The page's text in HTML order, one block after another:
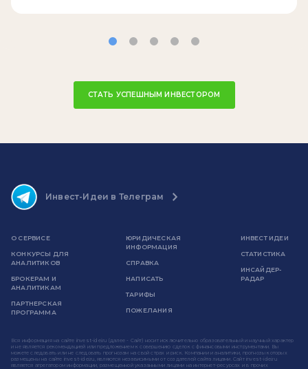
СТАТЬ УСПЕШНЫМ ИНВЕСТОРОМ
Инвест-Идеи в Телеграм
О СЕРВИСЕ
КОНКУРСЫ ДЛЯ
АНАЛИТИКОВ
БРОКЕРАМ И
АНАЛИТИКАМ
ПАРТНЕРСКАЯ
ПРОГРАММА
ЮРИДИЧЕСКАЯ
ИНФОРМАЦИЯ
СПРАВКА
НАПИСАТЬ
ТАРИФЫ
ПОЖЕЛАНИЯ
ИНВЕСТ ИДЕИ
СТАТИСТИКА
ИНСАЙДЕР-
РАДАР
Вся информация на сайте invest-idei.ru (далее - Сайт) носит исключительно образовательный и научный характер
и не является рекомендацией или предложением к совершению сделок с финансовыми инструментами. Вы
можете следовать или не следовать прогнозам на свой страх и риск. Компании и аналитики, прогнозы которых
размещены на сайте invest-idei.ru, являются независимыми от создателей сайта лицами. Сайт invest-idei.ru
является агрегатором информации, размещенной указанными лицами на интернет-ресурсах и в прочих